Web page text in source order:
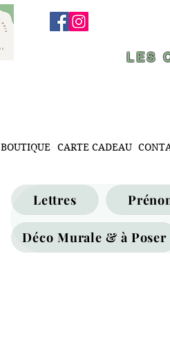
LES
BOUTIQUE CARTE CADEAU
Lettres
Déco Murale & à Poser